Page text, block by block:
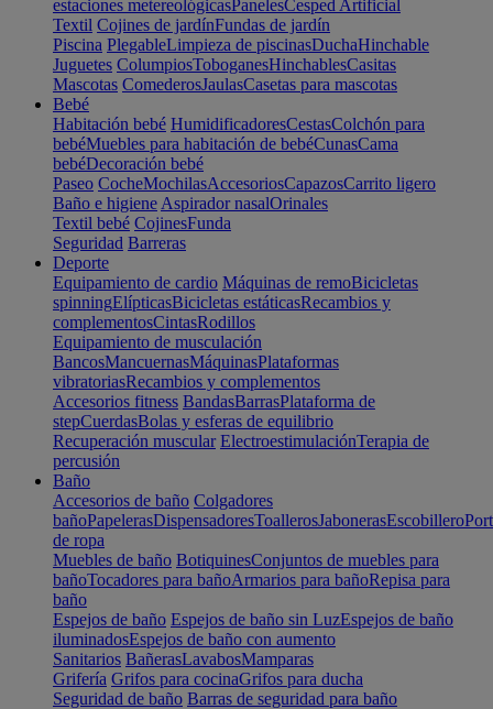
estaciones metereológicasPanelesCesped Artificial
Textil Cojines de jardínFundas de jardín
Piscina PlegableLimpieza de piscinasDuchaHinchable
Juguetes ColumpiosToboganesHinchablesCasitas
Mascotas ComederosJaulasCasetas para mascotas
Bebé
Habitación bebé HumidificadoresCestasColchón para
bebéMuebles para habitación de bebéCunasCama
bebéDecoración bebé
Paseo CocheMochilasAccesoriosCapazosCarrito ligero
Baño e higiene Aspirador nasalOrinales
Textil bebé CojinesFunda
Seguridad Barreras
Deporte
Equipamiento de cardio Máquinas de remoBicicletas
spinningElípticasBicicletas estáticasRecambios y
complementosCintasRodillos
Equipamiento de musculación
BancosMancuernasMáquinasPlataformas
vibratoriasRecambios y complementos
Accesorios fitness BandasBarrasPlataforma de
stepCuerdasBolas y esferas de equilibrio
Recuperación muscular ElectroestimulaciónTerapia de
percusión
Baño
Accesorios de baño Colgadores
bañoPapelerasDispensadoresToallerosJabonerasEscobillero
de ropa
Muebles de baño BotiquinesConjuntos de muebles para
bañoTocadores para bañoArmarios para bañoRepisa para
baño
Espejos de baño Espejos de baño sin LuzEspejos de baño
iluminadosEspejos de baño con aumento
Sanitarios BañerasLavabosMamparas
Grifería Grifos para cocinaGrifos para ducha
Seguridad de baño Barras de seguridad para baño